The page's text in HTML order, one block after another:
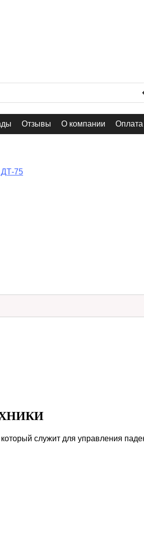
Отзывы О компании Оплата
ДТ-75
служит для управления